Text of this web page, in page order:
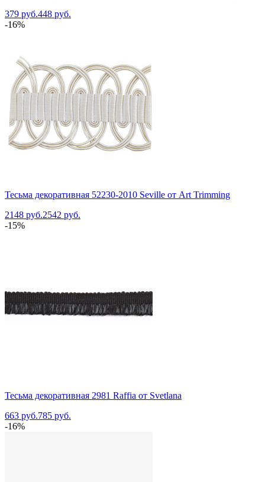
379 руб.448 руб.
-16%
Тесьма декоративная 52230-2010 Seville от Art Trimming
2148 руб.2542 руб.
-15%
Тесьма декоративная 2981 Raffia от Svetlana
663 руб.785 руб.
-16%